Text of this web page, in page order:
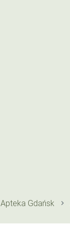
Apteka Gdańsk